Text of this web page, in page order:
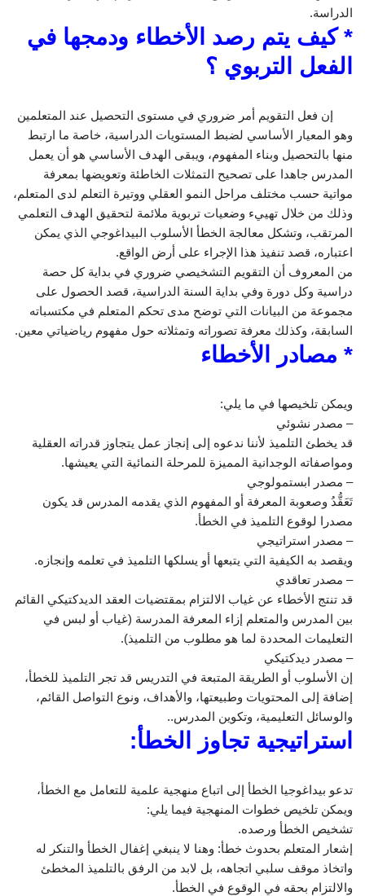
الدراسة.
* كيف يتم رصد الأخطاء ودمجها في
الفعل التربوي ؟
إن فعل التقويم أمر ضروري في مستوى التحصيل عند المتعلمين
وهو المعيار الأساسي لضبط المستويات الدراسية، خاصة ما ارتبط
منها بالتحصيل وبناء المفهوم، ويبقى الهدف الأساسي هو أن يعمل
المدرس جاهدا على تصحيح التمثلات الخاطئة وتعويضها بمعرفة
مواتية حسب مختلف مراحل النمو العقلي ووتيرة التعلم لدى المتعلم،
وذلك من خلال تهييء وضعيات تربوية ملائمة لتحقيق الهدف التعلمي
المرتقب، وتشكل معالجة الخطأ الأسلوب البيداغوجي الذي يمكن
اعتباره، قصد تنفيذ هذا الإجراء على أرض الواقع.
من المعروف أن التقويم التشخيصي ضروري في بداية كل حصة
دراسية وكل دورة وفي بداية السنة الدراسية، قصد الحصول على
مجموعة من البيانات التي توضح مدى تحكم المتعلم في مكتسباته
السابقة، وكذلك معرفة تصوراته وتمثلاته حول مفهوم رياضياتي معين.
* مصادر الأخطاء
ويمكن تلخيصها في ما يلي:
– مصدر نشوئي
قد يخطئ التلميذ لأننا ندعوه إلى إنجاز عمل يتجاوز قدراته العقلية
ومواصفاته الوجدانية المميزة للمرحلة النمائية التي يعيشها.
– مصدر ابستمولوجي
تَعَقُّدُ وصعوبة المعرفة أو المفهوم الذي يقدمه المدرس قد يكون
مصدرا لوقوع التلميذ في الخطأ.
– مصدر استراتيجي
ويقصد به الكيفية التي يتبعها أو يسلكها التلميذ في تعلمه وإنجازه.
– مصدر تعاقدي
قد تنتج الأخطاء عن غياب الالتزام بمقتضيات العقد الديدكتيكي القائم
بين المدرس والمتعلم إزاء المعرفة المدرسة (غياب أو لبس في
التعليمات المحددة لما هو مطلوب من التلميذ).
– مصدر ديدكتيكي
إن الأسلوب أو الطريقة المتبعة في التدريس قد تجر التلميذ للخطأ،
إضافة إلى المحتويات وطبيعتها، والأهداف، ونوع التواصل القائم،
والوسائل التعليمية، وتكوين المدرس..
استراتيجية تجاوز الخطأ:
تدعو بيداغوجيا الخطأ إلى اتباع منهجية علمية للتعامل مع الخطأ،
ويمكن تلخيص خطوات المنهجية فيما يلي:
تشخيص الخطأ ورصده.
إشعار المتعلم بحدوث خطأ: وهنا لا ينبغي إغفال الخطأ والتنكر له
واتخاذ موقف سلبي اتجاهه، بل لابد من الرفق بالتلميذ المخطئ
والالتزام بحقه في الوقوع في الخطأ.